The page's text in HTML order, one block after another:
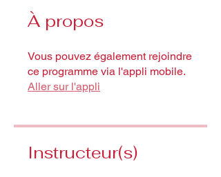
À propos
Vous pouvez également rejoindre
ce programme via l'appli mobile.
Aller sur l'appli
Instructeur(s)